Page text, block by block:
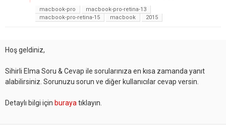
macbook-pro
macbook-pro-retina-13
macbook-pro-retina-15
macbook 2015
Hoş geldiniz,
Sihirli Elma Soru & Cevap ile sorularınıza en kısa zamanda yanıt
alabilirsiniz. Sorunuzu sorun ve diğer kullanıcılar cevap versin.
Detaylı bilgi için buraya tıklayın.